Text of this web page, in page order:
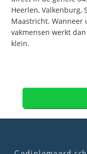
Heerlen, Valkenburg,
Maastricht. Wanneer
vakmensen werkt
klein.